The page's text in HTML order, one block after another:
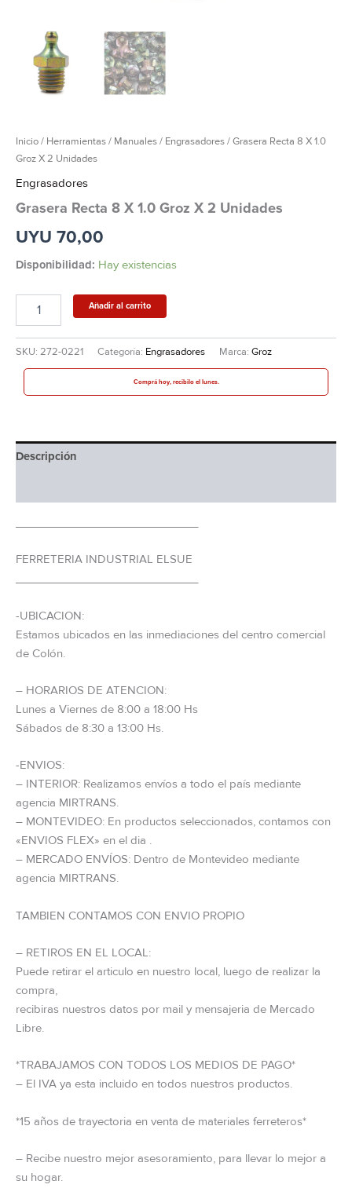
Inicio/ Herramientas/ Manuales/ Engrasadores/ Grasera Recta 8 X 1.0
Groz X 2 Unidades
Engrasadores
Grasera Recta 8 X 1.0 Groz X 2 Unidades
UYU 70,00
Disponibilidad: Hay existencias
Añadir al carrito
SKU: 272-0221 Categoría: Engrasadores Marca: Groz
Comprá hoy, recibilo el lunes.
Descripción
FERRETERIA INDUSTRIAL ELSUE
-UBICACION:
Estamos ubicados en las inmediaciones del centro comercial
de Colón.
– HORARIOS DE ATENCION:
Lunes a Viernes de 8:00 a 18:00 Hs
Sábados de 8:30 a 13:00 Hs.
-ENVIOS:
– INTERIOR: Realizamos envíos a todo el país mediante
agencia MIRTRANS.
– MONTEVIDEO: En productos seleccionados, contamos con
«ENVIOS FLEX» en el dia .
– MERCADO ENVÍOS: Dentro de Montevideo mediante
agencia MIRTRANS.
TAMBIEN CONTAMOS CON ENVIO PROPIO
– RETIROS EN EL LOCAL:
Puede retirar el articulo en nuestro local, luego de realizar la
compra,
recibiras nuestros datos por mail y mensajeria de Mercado
Libre.
*TRABAJAMOS CON TODOS LOS MEDIOS DE PAGO*
– El IVA ya esta incluido en todos nuestros productos.
*15 años de trayectoria en venta de materiales ferreteros*
– Recibe nuestro mejor asesoramiento, para llevar lo mejor a
su hogar.